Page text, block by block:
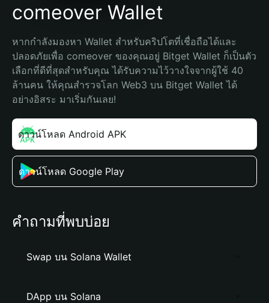
comeover Wallet
หากกำลังมองหา Wallet สำหรับคริปโตที่เชื่อถือได้และ
ปลอดภัยเพื่อ comeover ของคุณอยู่ Bitget Wallet ก็เป็นตัว
เลือกที่ดีที่สุดสำหรับคุณ ได้รับความไว้วางใจจากผู้ใช้ 40
ล้านคน ให้คุณสำรวจโลก Web3 บน Bitget Wallet ได้
อย่างอิสระ มาเริ่มกันเลย!
ดาวน์โหลด Android APK
ดาวน์โหลด Google Play
คำถามที่พบบ่อย
Swap บน Solana Wallet
DApp บน Solana